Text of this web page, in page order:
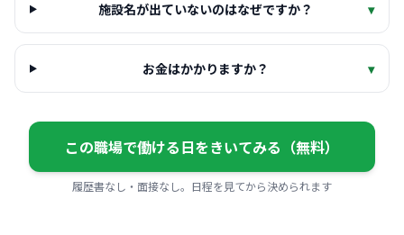
施設名が出ていないのはなぜですか？ ▾
お金はかかりますか？ ▾
この職場で働ける日をきいてみる（無料）
履歴書なし・面接なし。日程を見てから決められます